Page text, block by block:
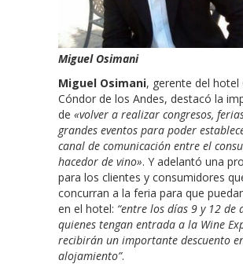
Miguel Osimani
Miguel Osimani, gerente del hotel
Cóndor de los Andes, destacó la
de «volver a realizar congresos,
grandes eventos para poder
canal de comunicación entre el
hacedor de vino». Y adelantó una
para los clientes y consumidores
concurran a la feria para que
en el hotel: “entre los días 9 y 12 de
quienes tengan entrada a la Wine
recibirán un importante descuento
alojamiento”.